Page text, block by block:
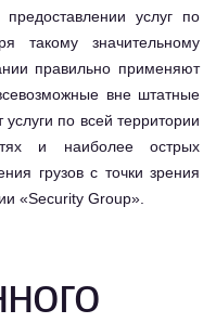
услуг по
такому значительному
правильно применяют
вне штатные
по всей территории
и наиболее острых
грузов с точки зрения
«Security Group».